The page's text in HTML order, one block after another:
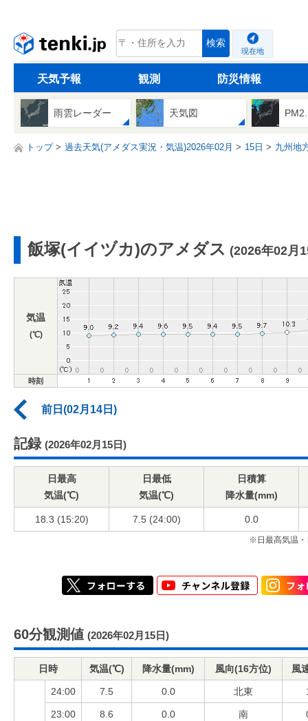
tenki.jp 検索
現在地
天気予報 観測 防災情報
雨雲レーダー 天気図
トップ 過去天気(アメダス実況・気温)2026年02月 15日 九州地
飯塚(イイヅカ)のアメダス (2026年02月
気温
(℃)
時刻
前日(02月14日)
記録 (2026年02月15日)
日最高
気温(℃)
日最低
気温(℃)
日積算
降水量(mm)
18.3 (15:20) 7.5 (24:00) 0.0
※日最高気温・
60分観測値 (2026年02月15日)
日時 気温(℃) 降水量(mm) 風向(16方位) 風
24:00 7.5 0.0 北東
23:00 8.6 0.0 南